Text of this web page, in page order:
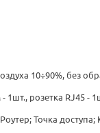
10÷90%, без
- 1шт., розетка RJ45 -
Точка